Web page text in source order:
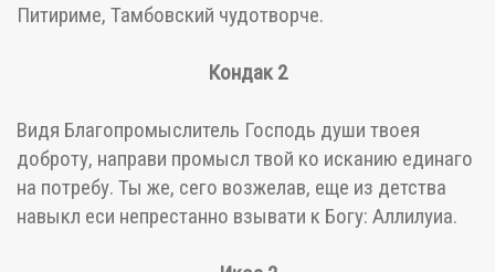
Питириме, Тамбовский чудотворче.
Кондак 2
Видя Благопромыслитель Господь души твоея
доброту, направи промысл твой ко исканию единаго
на потребу. Ты же, сего возжелав, еще из детства
навыкл еси непрестанно взывати к Богу: Аллилуиа.